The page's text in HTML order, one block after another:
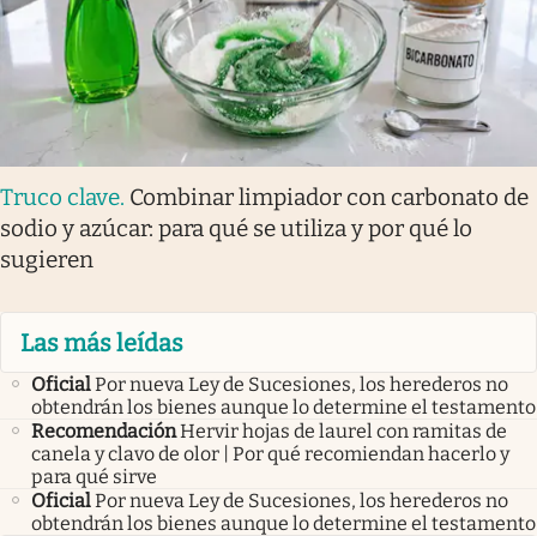
Truco clave. Combinar limpiador con carbonato de
sodio y azúcar: para qué se utiliza y por qué lo
sugieren
Las más leídas
OficialPor nueva Ley de Sucesiones, los herederos no
obtendrán los bienes aunque lo determine el testamento
RecomendaciónHervir hojas de laurel con ramitas de
canela y clavo de olor | Por qué recomiendan hacerlo y
para qué sirve
OficialPor nueva Ley de Sucesiones, los herederos no
obtendrán los bienes aunque lo determine el testamento